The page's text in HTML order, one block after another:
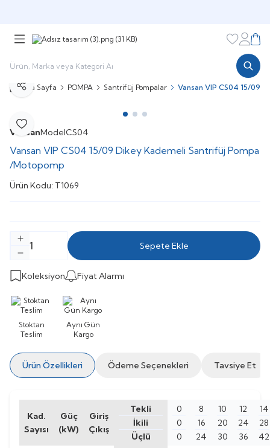
Favorilerim
Ana Sayfa POMPA Santrifüj Pompalar Vansan VIP CS04 15/09
Favoriye Ekle
Paylaş
VansanModelCS04
Vansan VIP CS04 15/09 Dikey Kademeli Santrifüj Pompa
/Motopomp
Ürün Kodu: T1069
Sepete Ekle
Koleksiyon Fiyat Alarmı
Stoktan
Teslim
Aynı Gün
Kargo
Ürün Özellikleri Ödeme Seçenekleri Tavsiye Et
Kad.
Sayısı
Güç
(kW)
Giriş
Çıkış
Tekli
İkili
Üçlü
0
0
0
8
16
24
10
20
30
12
24
36
14
28
42